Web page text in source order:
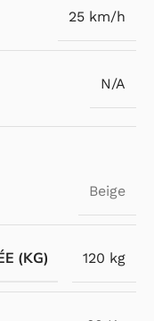
25 km/h
N/A
Beige
(KG) 120 kg